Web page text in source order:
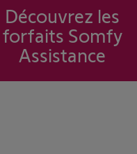
Découvrez les
forfaits Somfy
Assistance